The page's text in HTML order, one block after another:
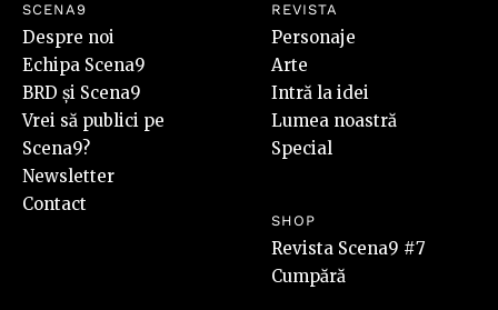
SCENA9
Despre noi
Echipa Scena9
BRD și Scena9
Vrei să publici pe
Scena9?
Newsletter
Contact
REVISTA
Personaje
Arte
Intră la idei
Lumea noastră
Special
SHOP
Revista Scena9 #7
Cumpără